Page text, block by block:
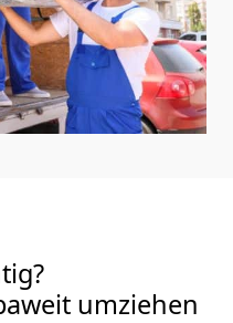
umziehen